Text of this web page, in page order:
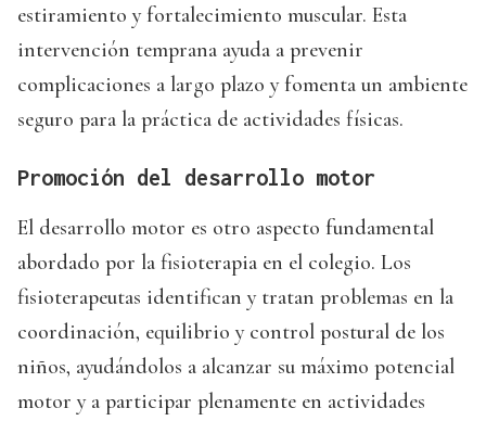
estiramiento y fortalecimiento muscular. Esta
intervención temprana ayuda a prevenir
complicaciones a largo plazo y fomenta un ambiente
seguro para la práctica de actividades físicas.
Promoción del desarrollo motor
El desarrollo motor es otro aspecto fundamental
abordado por la fisioterapia en el colegio. Los
fisioterapeutas identifican y tratan problemas en la
coordinación, equilibrio y control postural de los
niños, ayudándolos a alcanzar su máximo potencial
motor y a participar plenamente en actividades